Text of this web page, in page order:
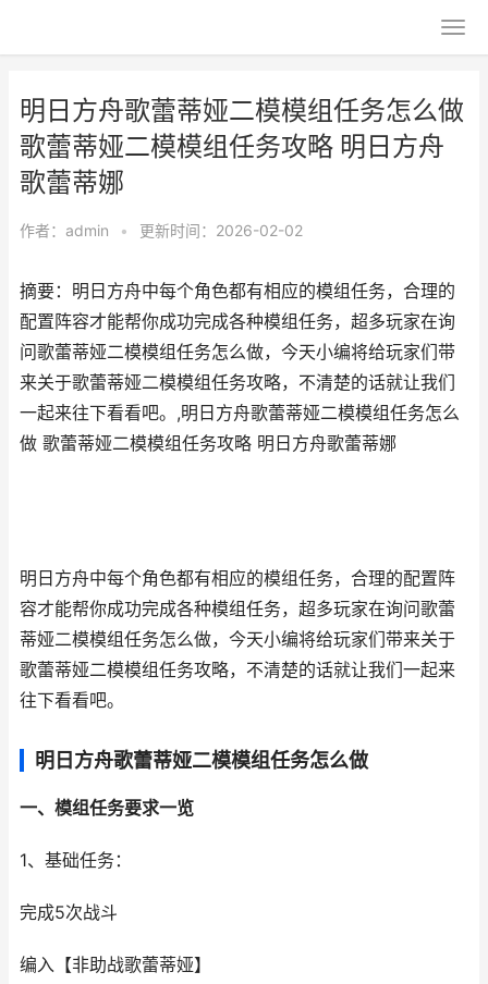
明日方舟歌蕾蒂娅二模模组任务怎么做
歌蕾蒂娅二模模组任务攻略 明日方舟
歌蕾蒂娜
作者： admin • 更新时间：2026-02-02
摘要：明日方舟中每个角色都有相应的模组任务，合理的
配置阵容才能帮你成功完成各种模组任务，超多玩家在询
问歌蕾蒂娅二模模组任务怎么做，今天小编将给玩家们带
来关于歌蕾蒂娅二模模组任务攻略，不清楚的话就让我们
一起来往下看看吧。,明日方舟歌蕾蒂娅二模模组任务怎么
做 歌蕾蒂娅二模模组任务攻略 明日方舟歌蕾蒂娜
明日方舟中每个角色都有相应的模组任务，合理的配置阵
容才能帮你成功完成各种模组任务，超多玩家在询问歌蕾
蒂娅二模模组任务怎么做，今天小编将给玩家们带来关于
歌蕾蒂娅二模模组任务攻略，不清楚的话就让我们一起来
往下看看吧。
明日方舟歌蕾蒂娅二模模组任务怎么做
一、模组任务要求一览
1、基础任务：
完成5次战斗
编入【非助战歌蕾蒂娅】